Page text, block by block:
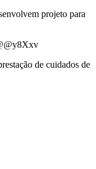
projeto para
de cuidados de